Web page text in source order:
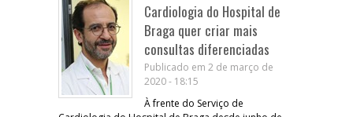
Cardiologia do Hospital de
Braga quer criar mais
consultas diferenciadas
Publicado em 2 de março de
2020 - 18:15
À frente do Serviço de